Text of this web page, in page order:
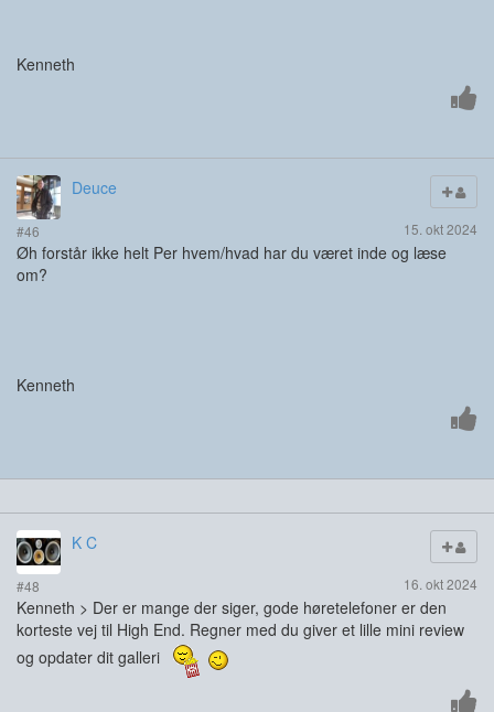
Kenneth
Deuce
#46 15. okt 2024
Øh forstår ikke helt Per hvem/hvad har du været inde og læse
om?
Kenneth
K C
#48 16. okt 2024
Kenneth > Der er mange der siger, gode høretelefoner er den
korteste vej til High End. Regner med du giver et lille mini review
og opdater dit galleri